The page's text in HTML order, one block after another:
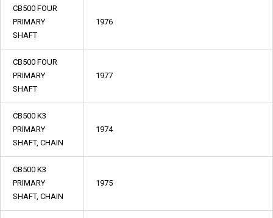
CB500 FOUR
PRIMARY
SHAFT
1976
CB500 FOUR
PRIMARY
SHAFT
1977
CB500 K3
PRIMARY
SHAFT, CHAIN
1974
CB500 K3
PRIMARY
SHAFT, CHAIN
1975